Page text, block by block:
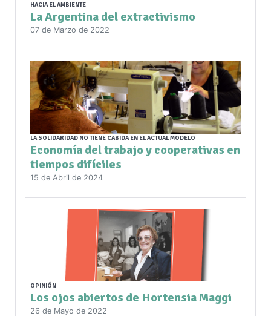
HACIA EL AMBIENTE
La Argentina del extractivismo
07 de Marzo de 2022
LA SOLIDARIDAD NO TIENE CABIDA EN EL ACTUAL MODELO
Economía del trabajo y cooperativas en
tiempos difíciles
15 de Abril de 2024
OPINIÓN
Los ojos abiertos de Hortensia Maggi
26 de Mayo de 2022